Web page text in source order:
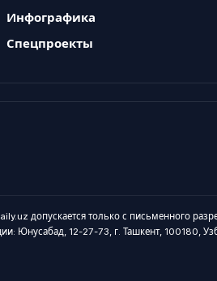
Инфографика
Спецпроекты
допускается только с письменного
Юнусабад, 12-27-73, г. Ташкент, 100180,